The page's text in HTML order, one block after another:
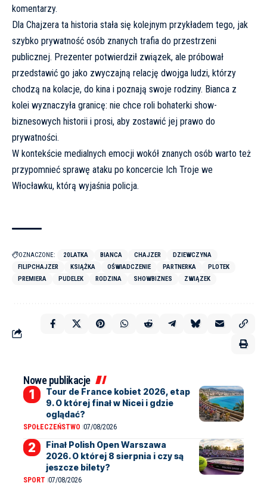
komentarzy.
Dla Chajzera ta historia stała się kolejnym przykładem tego, jak
szybko prywatność osób znanych trafia do przestrzeni
publicznej. Prezenter potwierdził związek, ale próbował
przedstawić go jako zwyczajną relację dwojga ludzi, którzy
chodzą na kolacje, do kina i poznają swoje rodziny. Bianca z
kolei wyznaczyła granicę: nie chce roli bohaterki show-
biznesowych historii i prosi, aby zostawić jej prawo do
prywatności.
W kontekście medialnych emocji wokół znanych osób warto też
przypomnieć sprawę ataku po koncercie Ich Troje we
Włocławku, którą wyjaśnia policja.
OZNACZONE: 20LATKA BIANCA CHAJZER
DZIEWCZYNA
FILIPCHAJZER
KSIĄŻKA OŚWIADCZENIE PARTNERKA
PLOTEK
PREMIERA
PUDELEK RODZINA SHOWBIZNES ZWIĄZEK
Nowe publikacje
Tour de France kobiet 2026, etap
9. O której finał w Nicei i gdzie
oglądać?
SPOŁECZEŃSTWO 07/08/2026
Finał Polish Open Warszawa
2026. O której 8 sierpnia i czy są
jeszcze bilety?
SPORT 07/08/2026